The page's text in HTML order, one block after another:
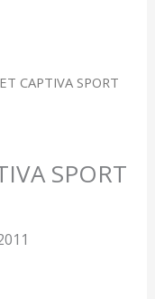
CAPTIVA SPORT
SPORT